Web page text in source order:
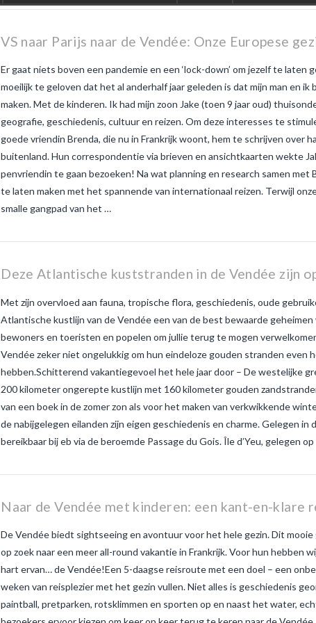
VS naar Parijs naar de Vendée: Onze Europese
Er gaat niets boven een pandemie en een ‘lock-down’ om jezelf te laten
moeilijk te geloven dat het al anderhalf jaar geleden is dat mijn man en ik
maken. Met de kinderen. Ik had mijn zoon Jake (toen 9 jaar oud)
geografie, geschiedenis, cultuur en reizen. Om deze interesses te
goede vriendin Brenda, die nu in Frankrijk woont, hem te schrijven over
buitenland. Hun correspondentie via brieven en ansichtkaarten wekte
penvriendin te gaan bezoeken! Na wat planning en research samen
te laten maken met het spannende van internationaal reizen. Terwijl
smalle gangpad van het …
Deze Atlantische kuststranden in de Vendée zijn
Met zijn overvloed aan fauna, tropische flora, geschiedenis, oude
Atlantische kustlijn van de Vendée een van de best bewaarde geheimen
bewoners en toeristen en popelen om jullie terug te mogen
Vendée zeker niet ongelukkig om hun eindeloze gouden stranden even
hebben.Schitterend vakantiegevoel het hele jaar door – De westelijke
200 kilometer ongerepte kustlijn met 160 kilometer gouden
van een boek in de zomer zon als voor het maken van verkwikkende
de nabijgelegen eilanden zijn eigen geschiedenis en charme. Gelegen in
bereikbaar bij eb via de beroemde Passage du Gois. Île d’Yeu, gelegen
Naar de Vendée met kinderen: een kant-en-klare
De Vendée biedt sightseeing en avontuur voor het hele gezin. Dit
op zoek naar een meer all-round vakantie in Frankrijk. Voor hun hebben
hart ervan… de Vendée!Een 5-daagse reisroute met een doel – een
weken van reisplezier met het gezin vullen. Niet alles is geschiedenis
paintball, pretparken, rotsklimmen en sporten op en naast het water,